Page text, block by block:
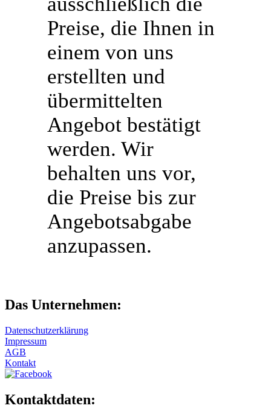
Preise, die Ihnen in
einem von uns
erstellten und
übermittelten
Angebot bestätigt
werden. Wir
behalten uns vor,
die Preise bis zur
Angebotsabgabe
anzupassen.
Das Unternehmen:
Datenschutzerklärung
Impressum
AGB
Kontakt
Kontaktdaten: